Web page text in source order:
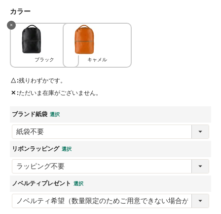
カラー
ブラック
×
キャメル
△ 残りわずかです。
✕ ただいま在庫がございません。
ブランド紙袋
リボンラッピング
ノベルティプレゼント